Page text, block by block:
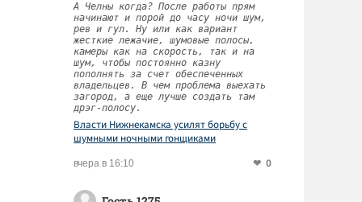
А Челны когда? После работы прям
начинают и порой до часу ночи шум,
рев и гул. Ну или как вариант
жесткие лежачие, шумовые полосы,
камеры как на скорость, так и на
шум, чтобы постоянно казну
пополнять за счет обеспеченных
владельцев. В чем проблема выехать
загород, а еще лучше создать там
дрэг-полосу.
Власти Нижнекамска усилят борьбу с
шумными ночными гонщиками
вчера в 16:10 0